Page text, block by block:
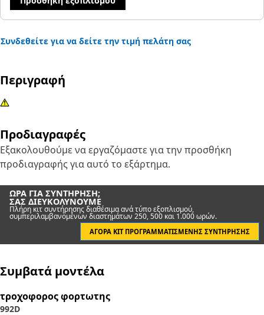
Συνδεθείτε για να δείτε την τιμή πελάτη σας
Περιγραφή
Προδιαγραφές
Εξακολουθούμε να εργαζόμαστε για την προσθήκη
προδιαγραφής για αυτό το εξάρτημα.
ΏΡΑ ΓΙΑ ΣΥΝΤΉΡΗΣΗ;
ΣΑΣ ΔΙΕΥΚΟΛΎΝΟΥΜΕ
Πλήρη κιτ συντήρησης διαθέσιμα ανά τύπο εξοπλισμού,
συμπεριλαμβανομένων διαστημάτων 250, 500 και 1.000 ωρών.
ΑΓΟΡΆ ΚΙΤ ΠΡΟΓΡΑΜΜΑΤΙΣΜΈΝΗΣ ΣΥΝΤΉΡΗΣΗΣ
Συμβατά μοντέλα
τροχοφορος φορτωτης
992D